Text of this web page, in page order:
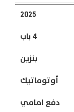
2025
4 باب
بنزين
أوتوماتيك
دفع امامي